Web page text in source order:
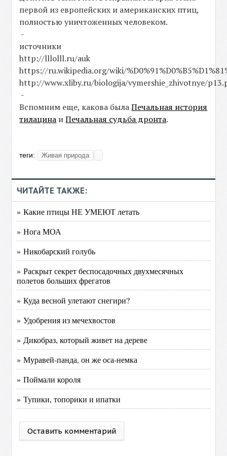
первой из европейских и американских птиц,
полностью уничтоженных человеком.
-
источники
http://lllolll.ru/auk
https://ru.wikipedia.org/wiki/
http://www.xliby.ru/biologija/vymershie_zhivotnye/
-
Вспомним еще, какова былаПечальная история
тилацина иПечальная судьба дронта.
теги: Живая природа
ЧИТАЙТЕ ТАКЖЕ:
» Какие птицы НЕ УМЕЮТ летать
» Нога МОА
» Никобарский голубь
» Раскрыт секрет беспосадочных двухмесячных
полетов больших фрегатов
» Куда весной улетают снегири?
» Удобрения из мечехвостов
» Дикобраз, который живет на дереве
» Муравей-панда, он же оса-немка
» Поймали короля
» Тупики, топорики и ипатки
Оставить комментарий